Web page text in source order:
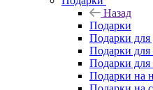
Назад
Подарки
Подарки для
Подарки
Подарки
Подарки на